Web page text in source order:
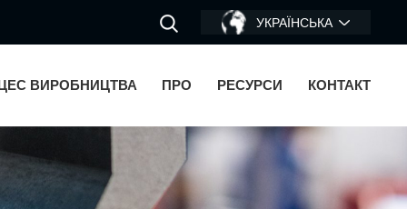
УКРАЇНСЬКА
ВИРОБНИЦТВА ПРО РЕСУРСИ КОНТАКТ